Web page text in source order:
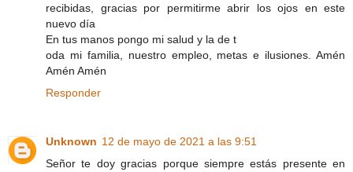
recibidas, gracias por permitirme abrir los ojos en este
nuevo día
En tus manos pongo mi salud y la de t
oda mi familia, nuestro empleo, metas e ilusiones. Amén
Amén Amén
Responder
Unknown 12 de mayo de 2021 a las 9:51
Señor te doy gracias porque siempre estás presente en